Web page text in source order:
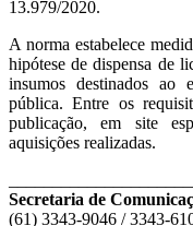
13.979/2020.
A norma estabelece
hipótese de dispensa de
insumos destinados ao
pública. Entre os
publicação, em site
aquisições realizadas.
Secretaria de
(61) 3343-9046 / 3343-